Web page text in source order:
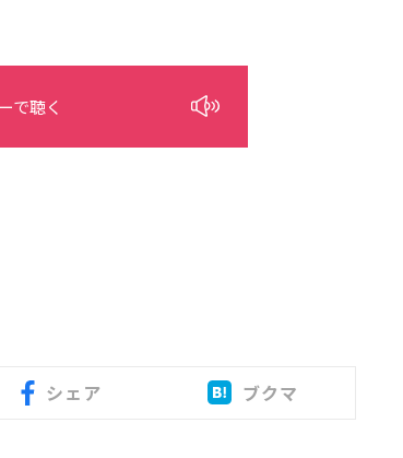
で聴く
シェア ブクマ